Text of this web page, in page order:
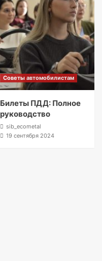
Советы автомобилистам
Билеты ПДД: Полное
руководство
sib_ecometal
19 сентября 2024